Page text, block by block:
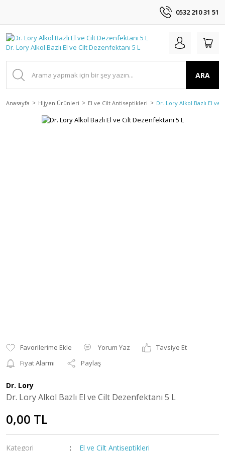
0532 210 31 51
ARA
Anasayfa Hijyen Ürünleri El ve Cilt Antiseptikleri Dr. Lory Alkol Bazlı El ve
Yorum Yaz
Tavsiye Et
Fiyat Alarmı
Paylaş
Dr. Lory
Dr. Lory Alkol Bazlı El ve Cilt Dezenfektanı 5 L
0,00 TL
Kategori El ve Cilt Antiseptikleri